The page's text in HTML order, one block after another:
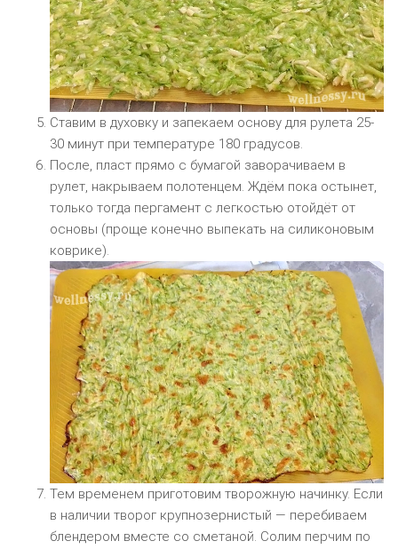
Ставим в духовку и запекаем основу для рулета 25-
30 минут при температуре 180 градусов.
После, пласт прямо с бумагой заворачиваем в
рулет, накрываем полотенцем. Ждём пока остынет,
только тогда пергамент с легкостью отойдёт от
основы (проще конечно выпекать на силиконовым
коврике).
Тем временем приготовим творожную начинку. Если
в наличии творог крупнозернистый — перебиваем
блендером вместе со сметаной. Солим перчим по